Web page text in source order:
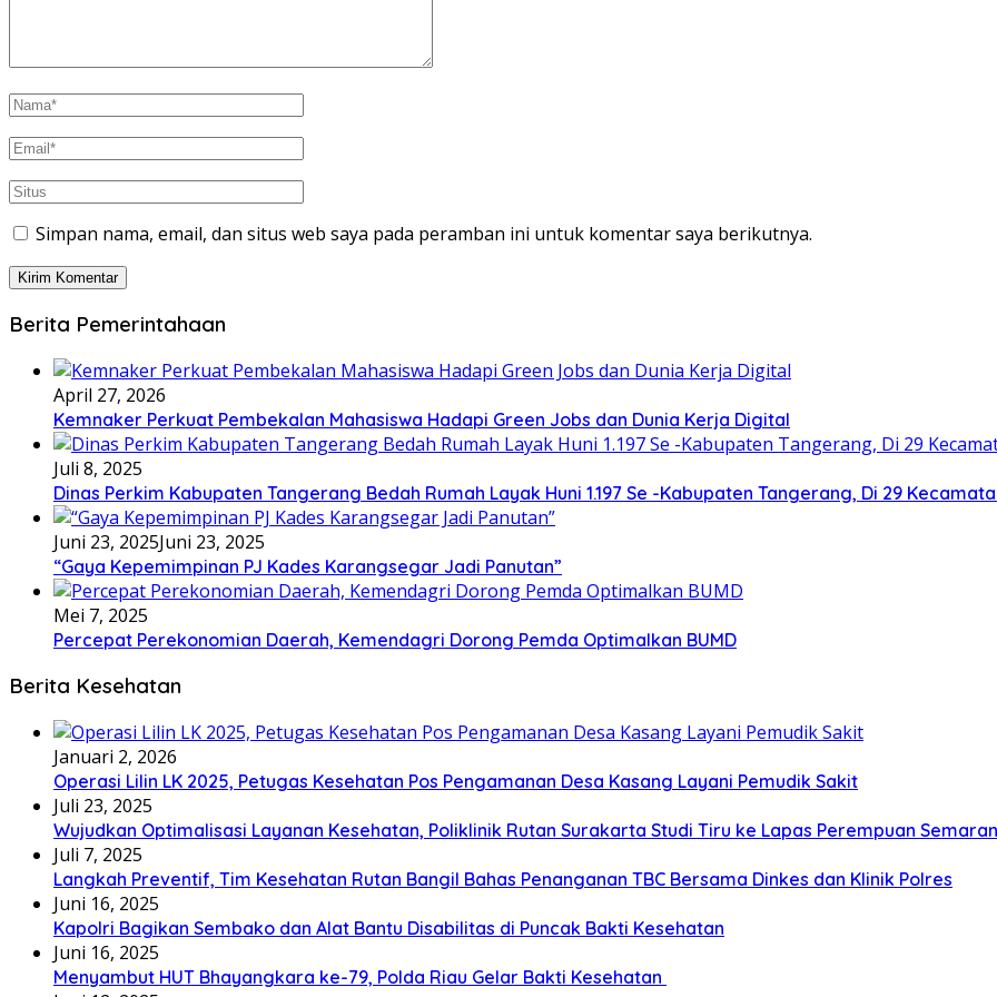
Simpan nama, email, dan situs web saya pada peramban ini untuk komentar saya berikutnya.
Berita Pemerintahaan
April 27, 2026
Kemnaker Perkuat Pembekalan Mahasiswa Hadapi Green Jobs dan Dunia Kerja Digital
Juli 8, 2025
Dinas Perkim Kabupaten Tangerang Bedah Rumah Layak Huni 1.197 Se -Kabupaten Tangerang, Di 29
Juni 23, 2025Juni 23, 2025
“Gaya Kepemimpinan PJ Kades Karangsegar Jadi Panutan”
Mei 7, 2025
Percepat Perekonomian Daerah, Kemendagri Dorong Pemda Optimalkan BUMD
Berita Kesehatan
Januari 2, 2026
Operasi Lilin LK 2025, Petugas Kesehatan Pos Pengamanan Desa Kasang Layani Pemudik Sakit
Juli 23, 2025
Wujudkan Optimalisasi Layanan Kesehatan, Poliklinik Rutan Surakarta Studi Tiru ke Lapas Perempuan
Juli 7, 2025
Langkah Preventif, Tim Kesehatan Rutan Bangil Bahas Penanganan TBC Bersama Dinkes dan Klinik Polres
Juni 16, 2025
Kapolri Bagikan Sembako dan Alat Bantu Disabilitas di Puncak Bakti Kesehatan
Juni 16, 2025
Menyambut HUT Bhayangkara ke-79, Polda Riau Gelar Bakti Kesehatan